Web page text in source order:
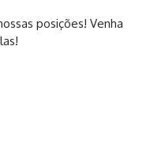
posições! Venha